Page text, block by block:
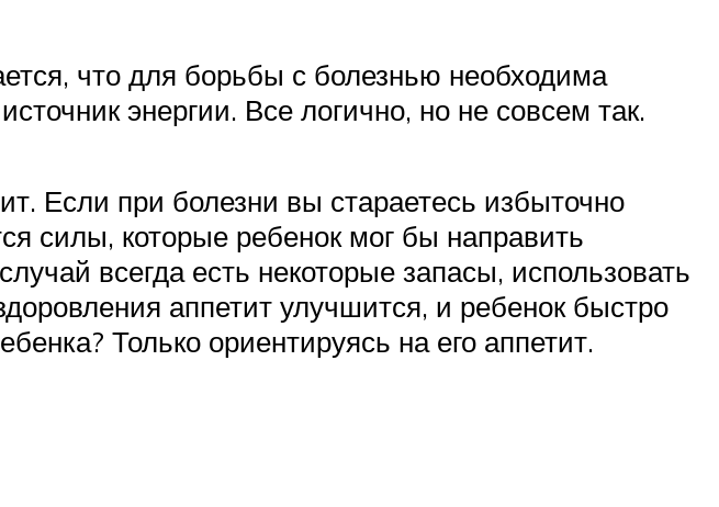
что для борьбы с болезнью необходима
энергии. Все логично, но не совсем так.
Если при болезни вы стараетесь избыточно
силы, которые ребенок мог бы направить
всегда есть некоторые запасы, использовать
аппетит улучшится, и ребенок быстро
Только ориентируясь на его аппетит.